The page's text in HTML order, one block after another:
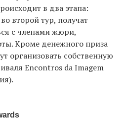
в два этапа:
второй тур, получат
с членами жюри,
Кроме денежного приза
организовать собственную
Encontros da Imagem